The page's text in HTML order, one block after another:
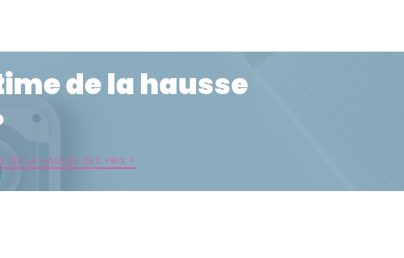
de la hausse
DE LA HAUSSE DES PRIX ?